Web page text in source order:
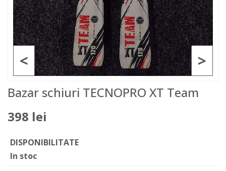
>
<
Bazar schiuri TECNOPRO XT Team
398 lei
DISPONIBILITATE
In stoc